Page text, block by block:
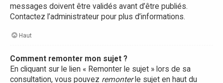
messages doivent être validés avant d’être publiés.
Contactez l’administrateur pour plus d’informations.
Haut
Comment remonter mon sujet ?
En cliquant sur le lien « Remonter le sujet » lors de sa
consultation, vous pouvez remonterle sujet en haut du